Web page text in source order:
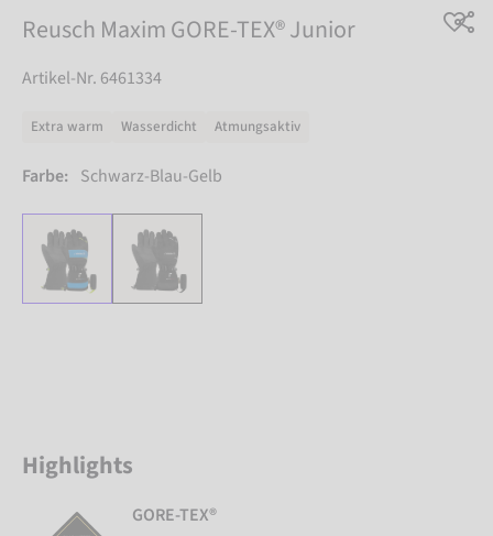
Reusch Maxim GORE-TEX® Junior
Artikel-Nr. 6461334
Extra warm Wasserdicht Atmungsaktiv
Farbe: Schwarz-Blau-Gelb
Highlights
GORE-TEX®